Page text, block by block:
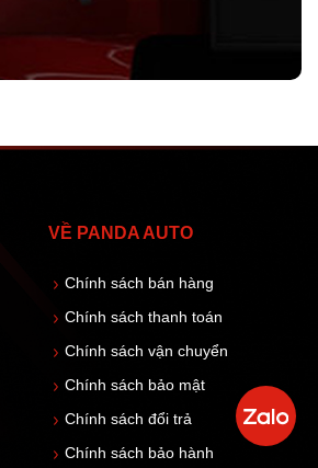
VỀ PANDA AUTO
Chính sách bán hàng
Chính sách thanh toán
Chính sách vận chuyển
Chính sách bảo mật
Chính sách đổi trả
Chính sách bảo hành